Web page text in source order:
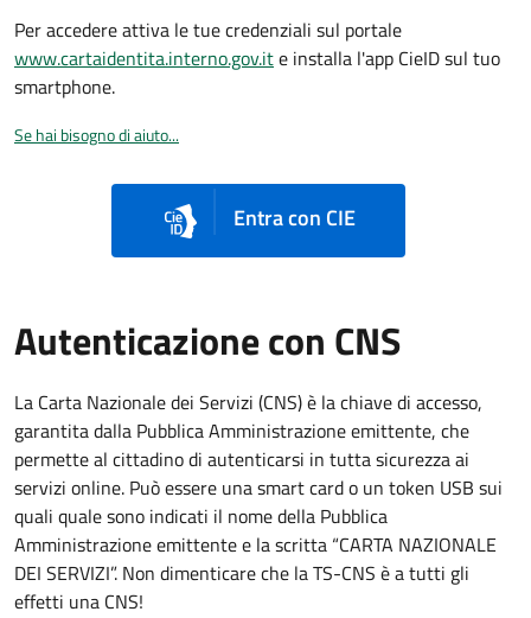
Per accedere attiva le tue credenziali sul portale
www.cartaidentita.interno.gov.ite installa l'app CieID sul tuo
smartphone.
Se hai bisogno di aiuto...
Entra con CIE
Autenticazione con CNS
La Carta Nazionale dei Servizi (CNS) è la chiave di accesso,
garantita dalla Pubblica Amministrazione emittente, che
permette al cittadino di autenticarsi in tutta sicurezza ai
servizi online. Può essere una smart card o un token USB sui
quali quale sono indicati il nome della Pubblica
Amministrazione emittente e la scritta “CARTA NAZIONALE
DEI SERVIZI”. Non dimenticare che la TS-CNS è a tutti gli
effetti una CNS!